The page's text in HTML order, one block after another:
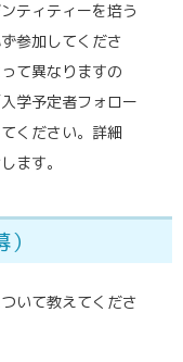
ティティーを培う
参加してくださ
て異なりますの
学予定者フォロー
ください。詳細
ます。
いて教えてくださ